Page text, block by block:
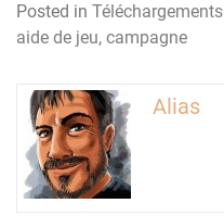
Posted in Téléchargements
aide de jeu, campagne
Alias